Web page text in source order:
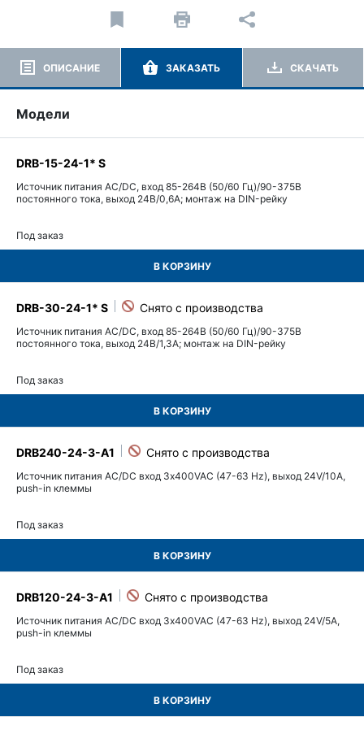
ОПИСАНИЕ ЗАКАЗАТЬ СКАЧАТЬ
Модели
DRB-15-24-1* S
Источник питания AC/DC, вход 85-264В (50/60 Гц)/90-375В
постоянного тока, выход 24В/0,6A; монтаж на DIN-рейку
Под заказ
В КОРЗИНУ
DRB-30-24-1* S
Источник питания AC/DC, вход 85-264В (50/60 Гц)/90-375В
постоянного тока, выход 24В/1,3A; монтаж на DIN-рейку
Под заказ
В КОРЗИНУ
DRB240-24-3-A1
Источник питания AC/DC вход 3х400VAC (47-63 Hz), выход 24V/10A,
push-in клеммы
Под заказ
В КОРЗИНУ
DRB120-24-3-A1
Источник питания AC/DC вход 3х400VAC (47-63 Hz), выход 24V/5A,
push-in клеммы
Под заказ
В КОРЗИНУ